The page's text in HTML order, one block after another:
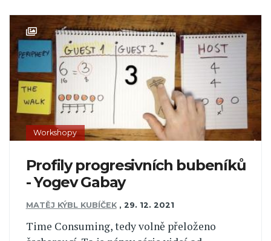
Workshopy
Profily progresivních bubeníků
- Yogev Gabay
MATĚJ KÝBL KUBÍČEK , 29. 12. 2021
Time Consuming, tedy volně přeloženo